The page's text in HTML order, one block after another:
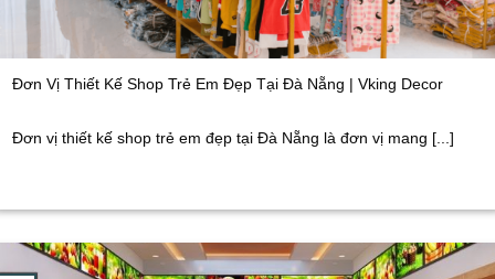
Đơn Vị Thiết Kế Shop Trẻ Em Đẹp Tại Đà Nẵng | Vking Decor
Đơn vị thiết kế shop trẻ em đẹp tại Đà Nẵng là đơn vị mang [...]